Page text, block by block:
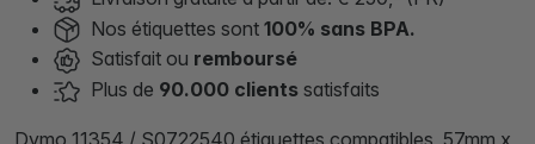
Nos étiquettes sont 100% sans BPA.
Satisfait ou remboursé
Plus de 90.000 clients satisfaits
Dymo 11354 / S0722540 étiquettes compatibles, 57mm x